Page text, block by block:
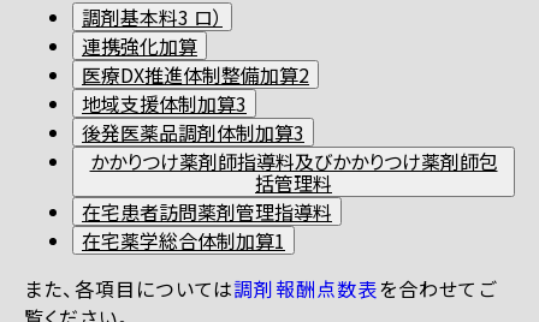
調剤基本料3 ロ）
連携強化加算
医療DX推進体制整備加算2
地域支援体制加算3
後発医薬品調剤体制加算3
かかりつけ薬剤師指導料及びかかりつけ薬剤師包
括管理料
在宅患者訪問薬剤管理指導料
在宅薬学総合体制加算1
また、各項目については調剤報酬点数表を合わせてご